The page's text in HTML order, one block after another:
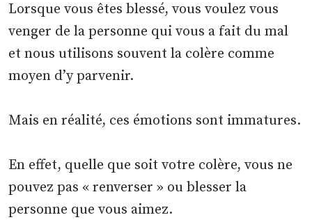
Lorsque vous êtes blessé, vous voulez vous
venger de la personne qui vous a fait du mal
et nous utilisons souvent la colère comme
moyen d’y parvenir.
Mais en réalité, ces émotions sont immatures.
En effet, quelle que soit votre colère, vous ne
pouvez pas « renverser » ou blesser la
personne que vous aimez.